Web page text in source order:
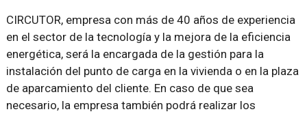
CIRCUTOR, empresa con más de 40 años de experiencia
en el sector de la tecnología y la mejora de la eficiencia
energética, será la encargada de la gestión para la
instalación del punto de carga en la vivienda o en la plaza
de aparcamiento del cliente. En caso de que sea
necesario, la empresa también podrá realizar los